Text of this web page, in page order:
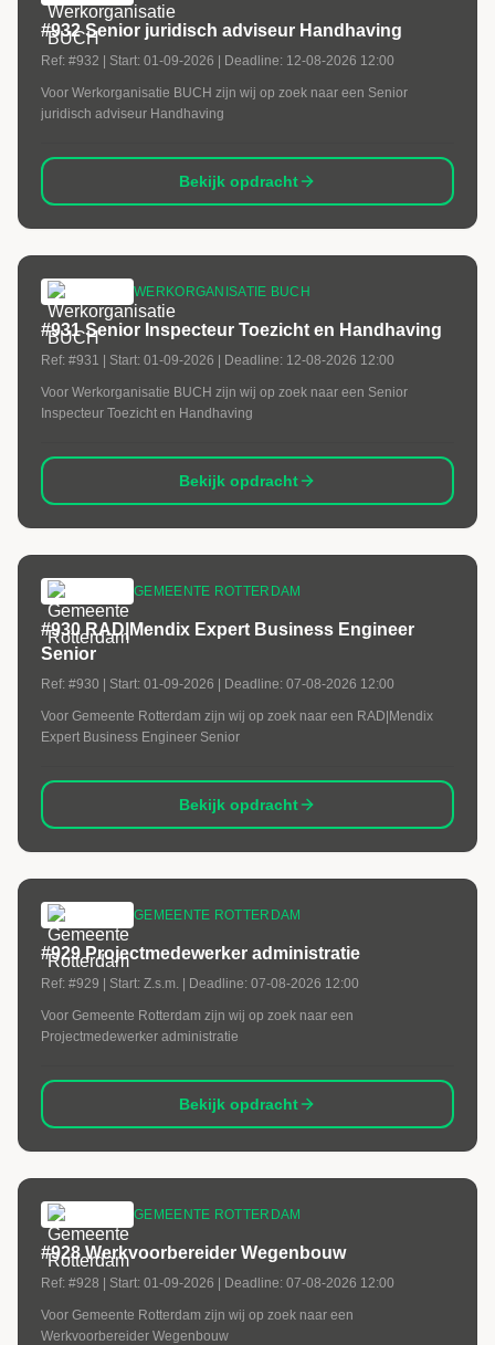
#932 Senior juridisch adviseur Handhaving
Ref: #932 | Start: 01-09-2026 | Deadline: 12-08-2026 12:00
Voor Werkorganisatie BUCH zijn wij op zoek naar een Senior
juridisch adviseur Handhaving
Bekijk opdracht
WERKORGANISATIE BUCH
#931 Senior Inspecteur Toezicht en Handhaving
Ref: #931 | Start: 01-09-2026 | Deadline: 12-08-2026 12:00
Voor Werkorganisatie BUCH zijn wij op zoek naar een Senior
Inspecteur Toezicht en Handhaving
Bekijk opdracht
GEMEENTE ROTTERDAM
#930 RAD|Mendix Expert Business Engineer
Senior
Ref: #930 | Start: 01-09-2026 | Deadline: 07-08-2026 12:00
Voor Gemeente Rotterdam zijn wij op zoek naar een RAD|Mendix
Expert Business Engineer Senior
Bekijk opdracht
GEMEENTE ROTTERDAM
#929 Projectmedewerker administratie
Ref: #929 | Start: Z.s.m. | Deadline: 07-08-2026 12:00
Voor Gemeente Rotterdam zijn wij op zoek naar een
Projectmedewerker administratie
Bekijk opdracht
GEMEENTE ROTTERDAM
#928 Werkvoorbereider Wegenbouw
Ref: #928 | Start: 01-09-2026 | Deadline: 07-08-2026 12:00
Voor Gemeente Rotterdam zijn wij op zoek naar een
Werkvoorbereider Wegenbouw